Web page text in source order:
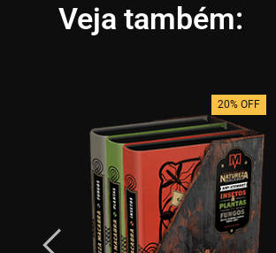
Veja também:
20% OFF